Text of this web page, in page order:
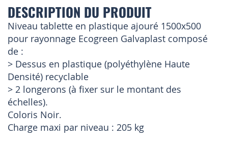
DESCRIPTION DU PRODUIT
Niveau tablette en plastique ajouré 1500x500
pour rayonnage Ecogreen Galvaplast composé
de :
> Dessus en plastique (polyéthylène Haute
Densité) recyclable
> 2 longerons (à fixer sur le montant des
échelles).
Coloris Noir.
Charge maxi par niveau : 205 kg